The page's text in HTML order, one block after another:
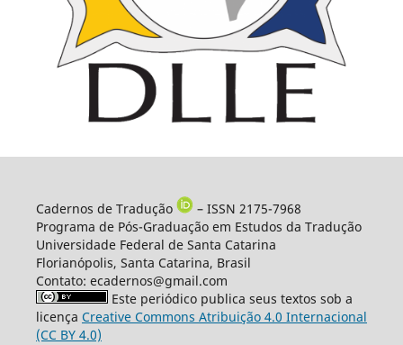
Cadernos de Tradução
– ISSN 2175-7968
Programa de Pós-Graduação em Estudos da Tradução
Universidade Federal de Santa Catarina
Florianópolis, Santa Catarina, Brasil
Contato: ecadernos@gmail.com
Este periódico publica seus textos sob a
licença Creative Commons Atribuição 4.0 Internacional
(CC BY 4.0)